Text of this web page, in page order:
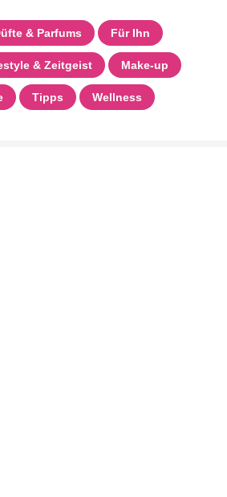
& Parfums Für Ihn
& Zeitgeist Make-up
Tipps Wellness